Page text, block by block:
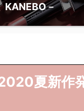
KANEBO－
夏新作